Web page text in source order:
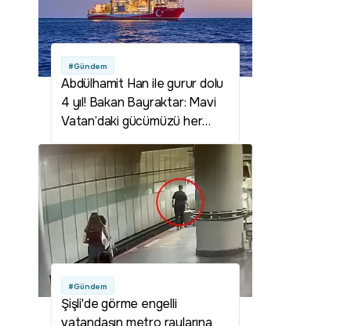
#Gündem
Abdülhamit Han ile gurur dolu
4 yıl! Bakan Bayraktar: Mavi
Vatan’daki gücümüzü her
#Gündem
Şişli'de görme engelli
vatandaşın metro raylarına